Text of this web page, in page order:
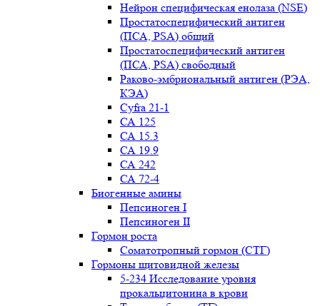
Нейрон специфическая енолаза (NSE)
Простатоспецифический антиген
(ПСА, PSA) общий
Простатоспецифический антиген
(ПСА, PSA) свободный
Раково-эмбриональный антиген (РЭА,
КЭА)
Сyfra 21-1
СА 125
СА 15.3
СА 19.9
СА 242
СА 72-4
Биогенные амины
Пепсиноген I
Пепсиноген II
Гормон роста
Соматотропный гормон (СТГ)
Гормоны щитовидной железы
5-234 Исследование уровня
прокальцитонина в крови